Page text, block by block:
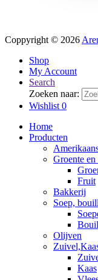
Coppyright © 2026
Shop
My Account
Search
Zoeken naar:
Wishlist 0
Home
Producten
Groente
Fruit
Bakkerij
Soep,
Olijven
Kaas